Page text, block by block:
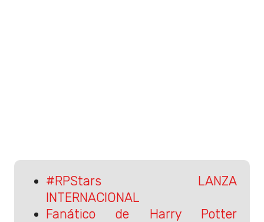
#RPStars LANZA
INTERNACIONAL
Fanático de Harry Potter